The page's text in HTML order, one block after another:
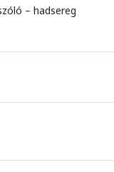
– hadsereg